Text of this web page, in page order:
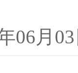
06月